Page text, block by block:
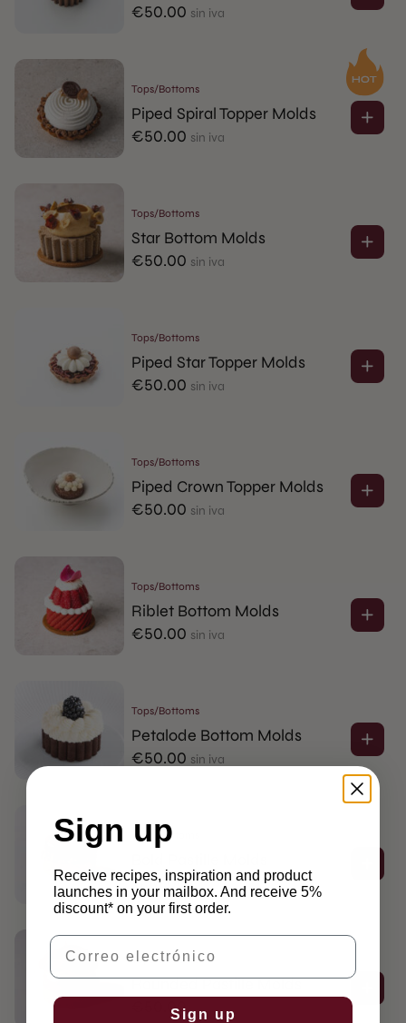
€50.00 sin iva
Tops/Bottoms
Piped Spiral Topper Molds
€50.00 sin iva
Tops/Bottoms
Star Bottom Molds
€50.00 sin iva
Tops/Bottoms
Piped Star Topper Molds
€50.00 sin iva
Tops/Bottoms
Piped Crown Topper Molds
€50.00 sin iva
Tops/Bottoms
Riblet Bottom Molds
€50.00 sin iva
Tops/Bottoms
Petalode Bottom Molds
€50.00 sin iva
Tops/Bottoms
€50.00 sin iva
Tops/Bottoms
Rounded Pastille Molds
50.00 sin iva
Sign up
Receive recipes, inspiration and product
launches in your mailbox. And receive 5%
discount* on your first order.
Correo electrónico
Sign up